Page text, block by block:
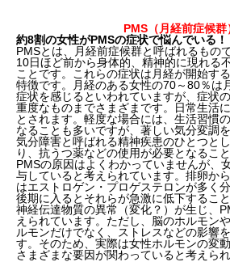
PMS（月経前症候群
約8割の女性がPMSの症状で悩んでいる！
PMSとは、月経前症候群と呼ばれるもの
10日ほど前から身体的、精神的に現れる
ことです。これらの症状は月経が開始す
特徴です。月経のある女性の70～80％は
症状を感じるといわれていますが、症状
重度なものまでさまざまです。日常生活
とされます。軽度な場合には、生活習慣
なることも多いですが、著しい気分変調
気分障害と呼ばれる精神疾患のひとつと
り、抗うつ薬などの使用が必要となるこ
PMSの原因はよくわかっていませんが、
与していると考えられています。排卵か
はエストロゲン・プロゲステロンが多く
後期に入るとそれらが急激に低下するこ
神経伝達物質の異常（変化？）が生じ、
えられています。ただし、脳のホルモン
ルモンだけでなく、ストレスなどの影響
す。そのため、実際は女性ホルモンの変
さまざまな要因が関わっていると考えられ